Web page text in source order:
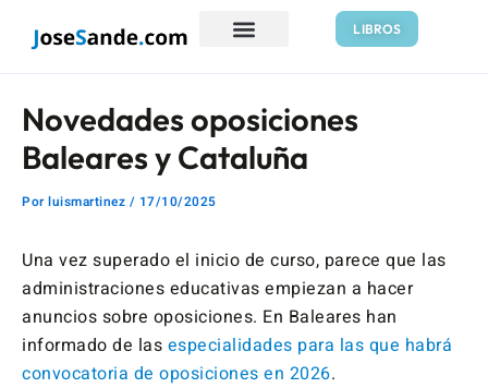
LIBROS
Novedades oposiciones
Baleares y Cataluña
Por luismartinez / 17/10/2025
Una vez superado el inicio de curso, parece que las
administraciones educativas empiezan a hacer
anuncios sobre oposiciones. En Baleares han
informado de las especialidades para las que habrá
convocatoria de oposiciones en 2026.
de